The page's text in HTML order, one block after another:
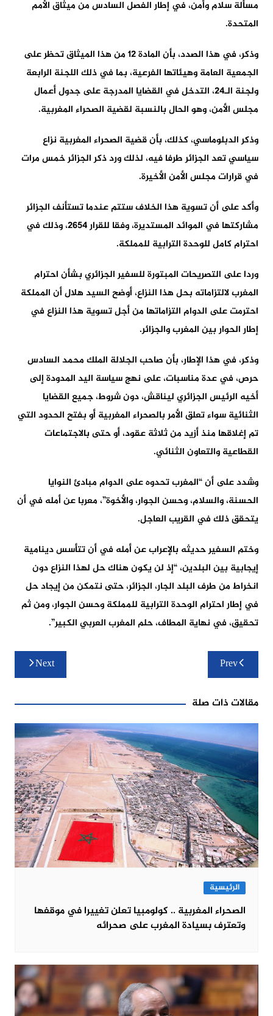
مسألة سلام وأمن، في إطار الفصل السادس من ميثاق الأمم
المتحدة.
وذكر، في هذا الصدد، بأن المادة 12 من هذا الميثاق تحظر على
الجمعية العامة وهيئاتها الفرعية، بما في ذلك اللجنة الرابعة
ولجنة الـ24، التدخل في القضايا المدرجة على جدول أعمال
مجلس الأمن، وهو الحال بالنسبة لقضية الصحراء المغربية.
وذكر الدبلوماسي، كذلك، بأن قضية الصحراء المغربية نزاع
سياسي تعد الجزائر طرفا فيه، لذلك ورد ذكر الجزائر خمس مرات
في قرارات مجلس الأمن الأخيرة.
وأكد على أن تسوية هذا الخلاف ستتم عندما تستأنف الجزائر
مشاركتها في الموائد المستديرة، وفقا للقرار 2654، وذلك في
احترام كامل للوحدة الترابية للمملكة.
وردا على التصريحات المبتورة للسفير الجزائري بشأن احترام
المغرب لالتزاماته بحل هذا النزاع، أوضح السيد هلال أن المملكة
احترمت على الدوام التزاماتها من أجل تسوية هذا النزاع في
إطار الحوار بين المغرب والجزائر.
وذكر، في هذا الإطار، بأن صاحب الجلالة الملك محمد السادس
حرص، في عدة مناسبات، على نهج سياسة اليد المدودة إلى
أخيه الرئيس الجزائري ليناقش، دون شروط، جميع القضايا
الثنائية سواء تعلق الأمر بالصحراء المغربية أو بفتح الحدود التي
تم إغلاقها منذ أزيد من ثلاثة عقود، أو حتى بالاجتماعات
القطاعية والتعاون الثنائي.
وشدد على أن “المغرب تحدوه على الدوام مبادئ النوايا
الحسنة، والسلام، وحسن الجوار، والأخوة”، معربا عن أمله في أن
يتحقق ذلك في القريب العاجل.
وختم السفير حديثه بالإعراب عن أمله في أن تتأسس دينامية
إيجابية بين البلدين، “إذ لن يكون هناك حل لهذا النزاع دون
انخراط من طرف البلد الجار، الجزائر، حتى نتمكن من إيجاد حل
في إطار احترام الوحدة الترابية للمملكة وحسن الجوار، ومن ثم
تحقيق، في نهاية المطاف، حلم المغرب العربي الكبير”.
تصفّح
المقالات
Prev
Next
مقالات ذات صلة
الرئيسية
الصحراء المغربية .. كولومبيا تعلن تغييرا في موقفها
وتعترف بسيادة المغرب على صحرائه